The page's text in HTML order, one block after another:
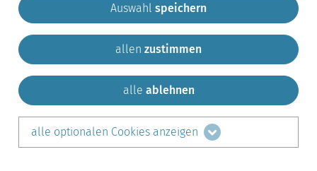
Gemeinde Krailling Impressum
Sitemap
Kontakt
teilen auf:
LinkedIn
Auswahl speichern
allen zustimmen
alle ablehnen
alle optionalen Cookies anzeigen